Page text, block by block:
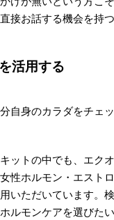
接お話する機会を持
活用する
自身のカラダをチェ
ットの中でも、エク
性ホルモン・エスト
いただいています。
ルモンケアを選びた